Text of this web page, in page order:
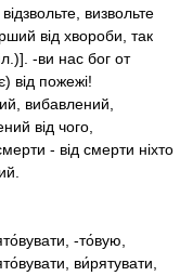
визвольте
від хвороби, так
-ви нас бог от
від пожежі!
вибавлений,
від чого,
- від смерти ніхто
-то́вую,
ви́рятувати,